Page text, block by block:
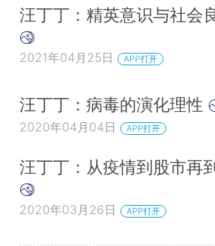
汪丁丁：精英意识与社会
2021年04月25日 APP打开
汪丁丁：病毒的演化理性
2020年04月04日 APP打开
汪丁丁：从疫情到股市再
2020年03月26日 APP打开